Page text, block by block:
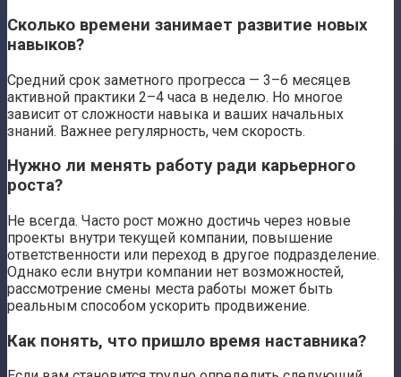
Сколько времени занимает развитие новых
навыков?
Средний срок заметного прогресса — 3–6 месяцев
активной практики 2–4 часа в неделю. Но многое
зависит от сложности навыка и ваших начальных
знаний. Важнее регулярность, чем скорость.
Нужно ли менять работу ради карьерного
роста?
Не всегда. Часто рост можно достичь через новые
проекты внутри текущей компании, повышение
ответственности или переход в другое подразделение.
Однако если внутри компании нет возможностей,
рассмотрение смены места работы может быть
реальным способом ускорить продвижение.
Как понять, что пришло время наставника?